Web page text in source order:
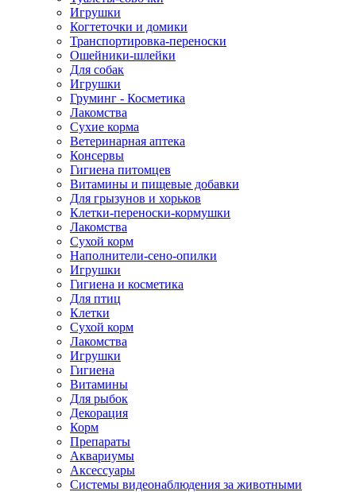
Игрушки
Когтеточки и домики
Транспортировка-переноски
Ошейники-шлейки
Для собак
Игрушки
Груминг - Косметика
Лакомства
Сухие корма
Ветеринарная аптека
Консервы
Гигиена питомцев
Витамины и пищевые добавки
Для грызунов и хорьков
Клетки-переноски-кормушки
Лакомства
Сухой корм
Наполнители-сено-опилки
Игрушки
Гигиена и косметика
Для птиц
Клетки
Сухой корм
Лакомства
Игрушки
Гигиена
Витамины
Для рыбок
Декорация
Корм
Препараты
Аквариумы
Аксессуары
Cистемы видеонаблюдения за животными